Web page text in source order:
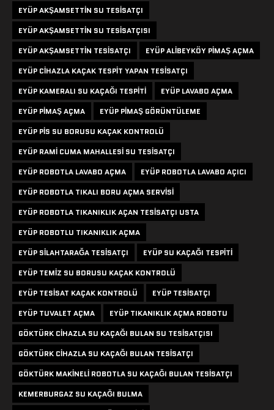
EYÜP AKŞAMSETTIN SU TESISATÇI
EYÜP AKŞAMSETTIN SU TESISATÇISI
EYÜP AKŞAMSETTIN TESISATÇI
EYÜP ALIBEYKÖY PIMAŞ AÇMA
EYÜP CIHAZLA KAÇAK TESPIT YAPAN TESISATÇI
EYÜP KAMERALI SU KAÇAĞI TESPITI
EYÜP LAVABO AÇMA
EYÜP PIMAŞ AÇMA
EYÜP PIMAŞ GÖRÜNTÜLEME
EYÜP PIS SU BORUSU KAÇAK KONTROLÜ
EYÜP RAMI CUMA MAHALLESI SU TESISATÇI
EYÜP ROBOTLA LAVABO AÇMA
EYÜP ROBOTLA LAVABO AÇICI
EYÜP ROBOTLA TIKALI BORU AÇMA SERVISI
EYÜP ROBOTLA TIKANIKLIK AÇAN TESISATÇI USTA
EYÜP ROBOTLU TIKANIKLIK AÇMA
EYÜP SILAHTARAĞA TESISATÇI
EYÜP SU KAÇAĞI TESPITI
EYÜP TEMIZ SU BORUSU KAÇAK KONTROLÜ
EYÜP TESISAT KAÇAK KONTROLÜ
EYÜP TESISATÇI
EYÜP TUVALET AÇMA
EYÜP TIKANIKLIK AÇMA ROBOTU
GÖKTÜRK CIHAZLA SU KAÇAĞI BULAN SU TESISATÇISI
GÖKTÜRK CIHAZLA SU KAÇAĞI BULAN TESISATÇI
GÖKTÜRK MAKINELI ROBOTLA SU KAÇAĞI BULAN TESISATÇI
KEMERBURGAZ SU KAÇAĞI BULMA